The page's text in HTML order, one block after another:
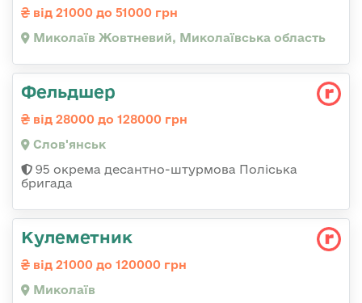
від 21000 до 51000 грн
Миколаїв Жовтневий, Миколаївська область
Фельдшер
від 28000 до 128000 грн
Слов'янськ
95 окрема десантно-штурмова Поліська
бригада
Кулеметник
від 21000 до 120000 грн
Миколаїв